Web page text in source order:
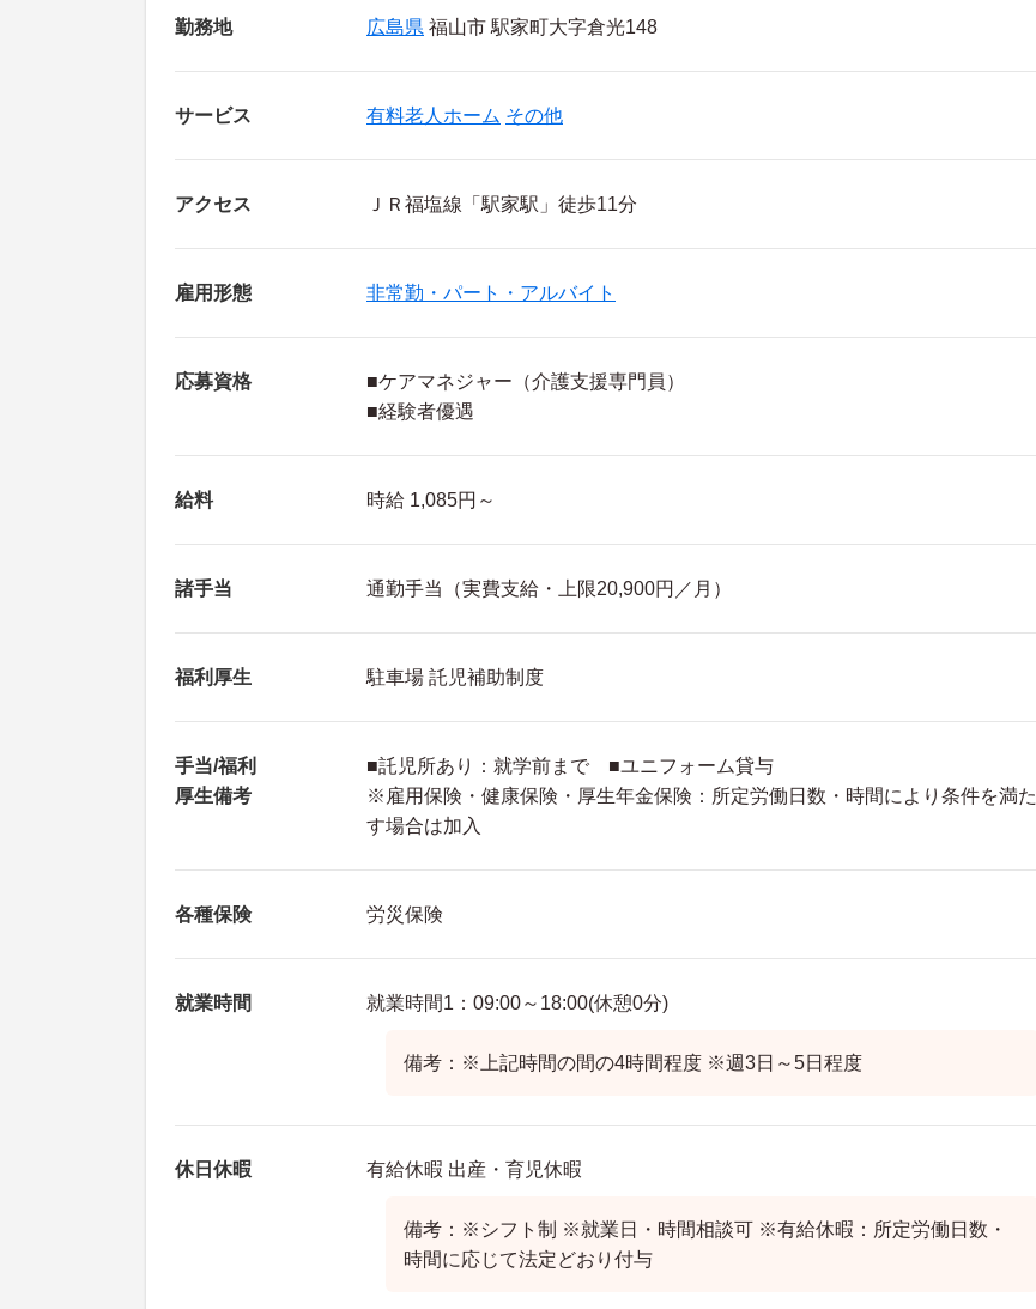
勤務地 広島県 福山市 駅家町大字倉光148
サービス 有料老人ホーム その他
アクセス ＪＲ福塩線「駅家駅」徒歩11分
雇用形態 非常勤・パート・アルバイト
応募資格
■ケアマネジャー（介護支援専門員）
■経験者優遇
給料 時給 1,085円～
諸手当 通勤手当（実費支給・上限20,900円／月）
福利厚生 駐車場 託児補助制度
手当/福利
厚生備考
■託児所あり：就学前まで ■ユニフォーム貸与
※雇用保険・健康保険・厚生年金保険：所定労働日数・時間により条件を満た
す場合は加入
各種保険 労災保険
就業時間 就業時間1：09:00～18:00(休憩0分)
備考：※上記時間の間の4時間程度 ※週3日～5日程度
休日休暇 有給休暇 出産・育児休暇
備考：※シフト制 ※就業日・時間相談可 ※有給休暇：所定労働日数・
時間に応じて法定どおり付与